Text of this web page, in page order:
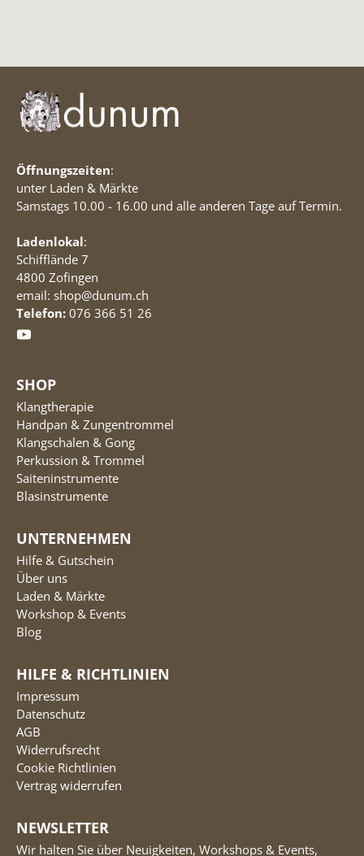
Öffnungszeiten:
unter Laden & Märkte
Samstags 10.00 - 16.00 und alle anderen Tage auf Termin.
Ladenlokal:
Schifflände 7
4800 Zofingen
email: shop@dunum.ch
Telefon: 076 366 51 26
SHOP
Klangtherapie
Handpan & Zungentrommel
Klangschalen & Gong
Perkussion & Trommel
Saiteninstrumente
Blasinstrumente
UNTERNEHMEN
Hilfe & Gutschein
Über uns
Laden & Märkte
Workshop & Events
Blog
HILFE & RICHTLINIEN
Impressum
Datenschutz
AGB
Widerrufsrecht
Cookie Richtlinien
Vertrag widerrufen
NEWSLETTER
Wir halten Sie über Neuigkeiten, Workshops & Events,